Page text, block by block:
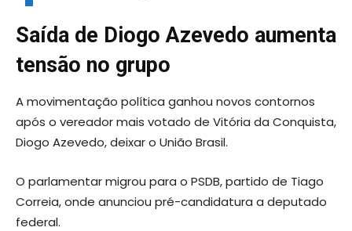
Saída de Diogo Azevedo aumenta
tensão no grupo
A movimentação política ganhou novos contornos
após o vereador mais votado de Vitória da Conquista,
Diogo Azevedo, deixar o União Brasil.
O parlamentar migrou para o PSDB, partido de Tiago
Correia, onde anunciou pré-candidatura a deputado
federal.